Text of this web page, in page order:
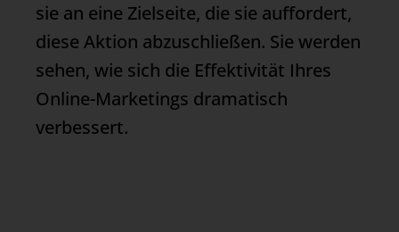
sie an eine Zielseite, die sie auffordert,
diese Aktion abzuschließen. Sie werden
sehen, wie sich die Effektivität Ihres
Online-Marketings dramatisch
verbessert.